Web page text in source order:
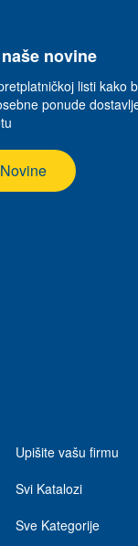
novine
listi kako
ponude
Upišite vašu firmu
Svi Katalozi
Sve Kategorije